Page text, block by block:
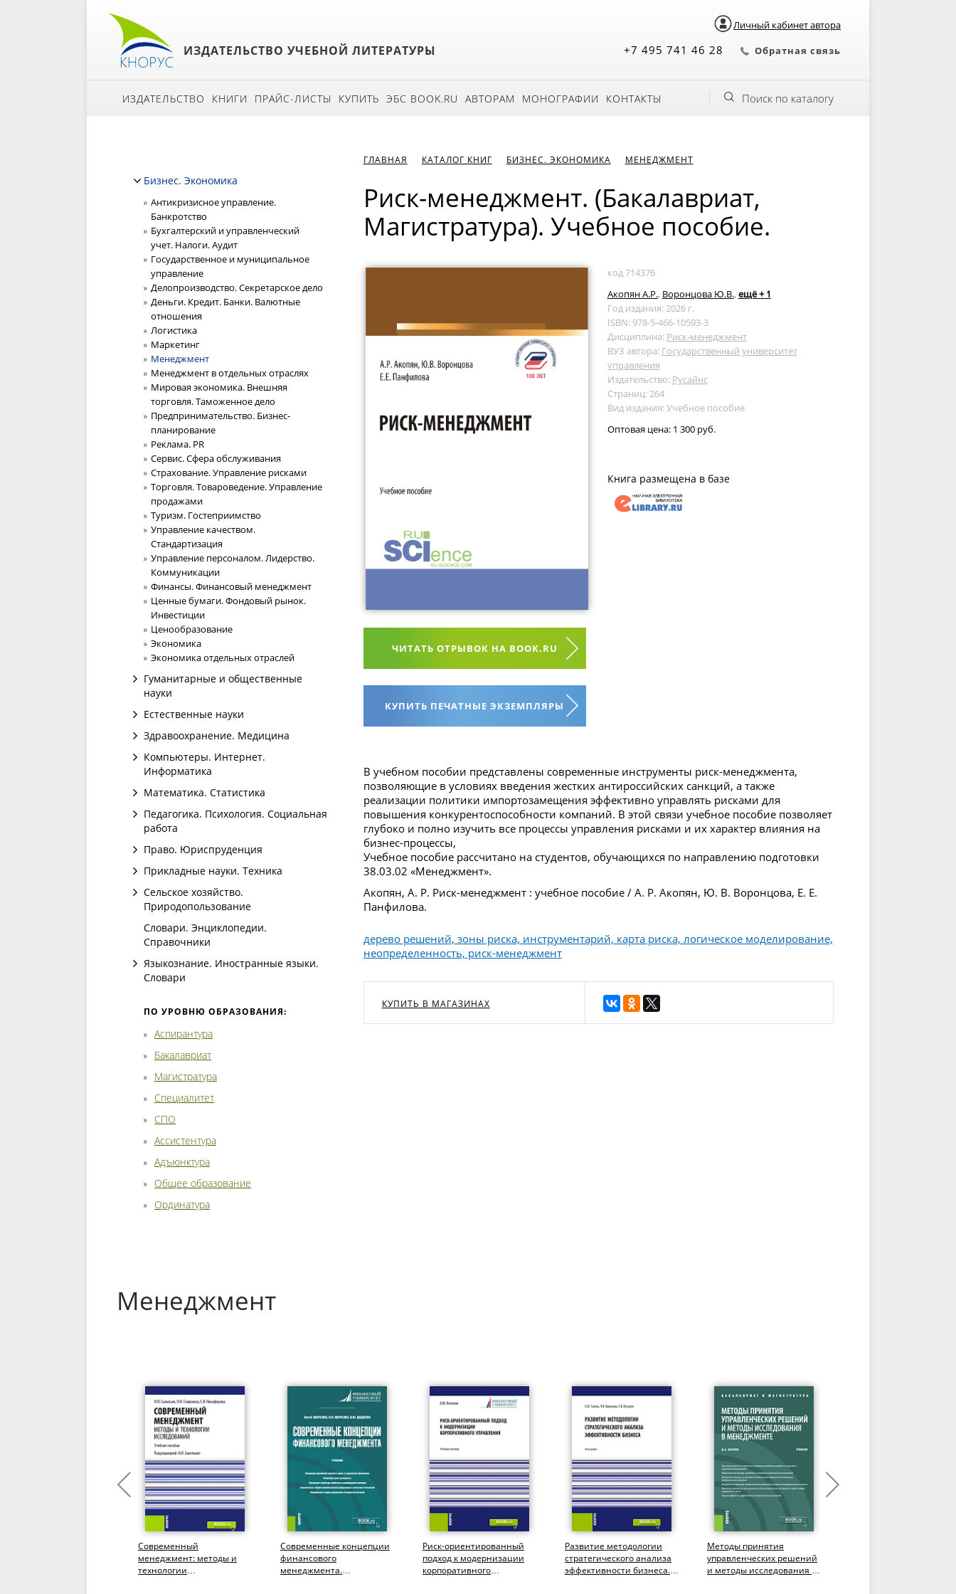
Личный кабинет автора
ИЗДАТЕЛЬСТВО УЧЕБНОЙ ЛИТЕРАТУРЫ +7 495 741 46 28 Обратная связь
ИЗДАТЕЛЬСТВО КНИГИ ПРАЙС-ЛИСТЫ КУПИТЬ ЭБС BOOK.RU АВТОРАМ МОНОГРАФИИ КОНТАКТЫ Поиск по каталогу
Бизнес. Экономика
Антикризисное управление.
Банкротство
Бухгалтерский и управленческий
учет. Налоги. Аудит
Государственное и муниципальное
управление
Делопроизводство. Секретарское дело
Деньги. Кредит. Банки. Валютные
отношения
Логистика
Маркетинг
Менеджмент
Менеджмент в отдельных отраслях
Мировая экономика. Внешняя
торговля. Таможенное дело
Предпринимательство. Бизнес-
планирование
Реклама. PR
Сервис. Сфера обслуживания
Страхование. Управление рисками
Торговля. Товароведение. Управление
продажами
Туризм. Гостеприимство
Управление качеством.
Стандартизация
Управление персоналом. Лидерство.
Коммуникации
Финансы. Финансовый менеджмент
Ценные бумаги. Фондовый рынок.
Инвестиции
Ценообразование
Экономика
Экономика отдельных отраслей
Гуманитарные и общественные
науки
Естественные науки
Здравоохранение. Медицина
Компьютеры. Интернет.
Информатика
Математика. Статистика
Педагогика. Психология. Социальная
работа
Право. Юриспруденция
Прикладные науки. Техника
Сельское хозяйство.
Природопользование
Словари. Энциклопедии.
Справочники
Языкознание. Иностранные языки.
Словари
ПО УРОВНЮ ОБРАЗОВАНИЯ:
Аспирантура
Бакалавриат
Магистратура
Специалитет
СПО
Ассистентура
Адъюнктура
Общее образование
Ординатура
ГЛАВНАЯ КАТАЛОГ КНИГ БИЗНЕС. ЭКОНОМИКА МЕНЕДЖМЕНТ
Риск-менеджмент. (Бакалавриат,
Магистратура). Учебное пособие.
ЧИТАТЬ ОТРЫВОК НА BOOK.RU
КУПИТЬ ПЕЧАТНЫЕ ЭКЗЕМПЛЯРЫ
код 714376
Акопян А.Р., Воронцова Ю.В., ещё + 1
Год издания: 2026 г.
ISBN: 978-5-466-10593-3
Дисциплина: Риск-менеджмент
ВУЗ автора: Государственный университет
управления
Издательство: Русайнс
Страниц: 264
Вид издания: Учебное пособие
Оптовая цена: 1 300 руб.
Книга размещена в базе
В учебном пособии представлены современные инструменты риск-менеджмента,
позволяющие в условиях введения жестких антироссийских санкций, а также
реализации политики импортозамещения эффективно управлять рисками для
повышения конкурентоспособности компаний. В этой связи учебное пособие позволяет
глубоко и полно изучить все процессы управления рисками и их характер влияния на
бизнес-процессы,
Учебное пособие рассчитано на студентов, обучающихся по направлению подготовки
38.03.02 «Менеджмент».
Акопян, А. Р. Риск-менеджмент : учебное пособие / А. Р. Акопян, Ю. В. Воронцова, Е. Е.
Панфилова.
дерево решений, зоны риска, инструментарий, карта риска, логическое моделирование,
неопределенность, риск-менеджмент
КУПИТЬ В МАГАЗИНАХ
Менеджмент
Современный
менеджмент: методы и
технологии
Современные концепции
финансового
менеджмента.
Риск-ориентированный
подход к модернизации
корпоративного
Развитие методологии
стратегического анализа
эффективности бизнеса.
Методы принятия
управленческих решений
и методы исследования в